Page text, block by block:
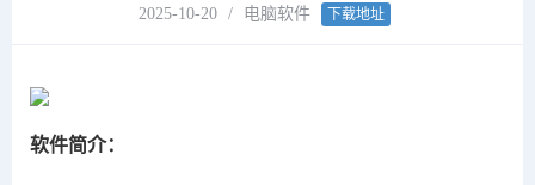
2025-10-20 / 电脑软件 下载地址
软件简介：